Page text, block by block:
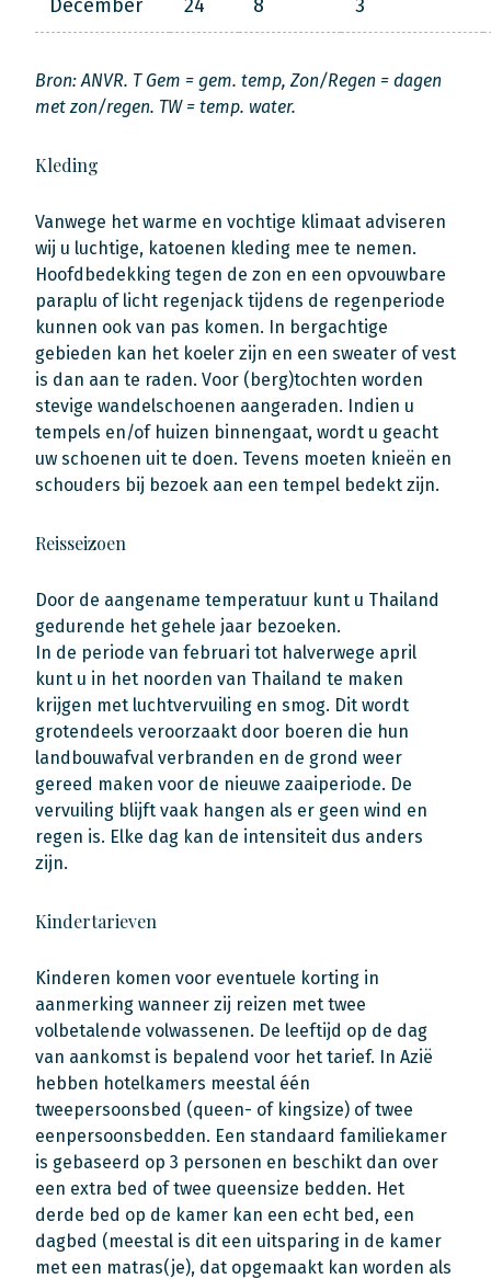
December 24 8 3
Bron: ANVR. T Gem = gem. temp, Zon/Regen = dagen
met zon/regen. TW = temp. water.
Kleding
Vanwege het warme en vochtige klimaat adviseren
wij u luchtige, katoenen kleding mee te nemen.
Hoofdbedekking tegen de zon en een opvouwbare
paraplu of licht regenjack tijdens de regenperiode
kunnen ook van pas komen. In bergachtige
gebieden kan het koeler zijn en een sweater of vest
is dan aan te raden. Voor (berg)tochten worden
stevige wandelschoenen aangeraden. Indien u
tempels en/of huizen binnengaat, wordt u geacht
uw schoenen uit te doen. Tevens moeten knieën en
schouders bij bezoek aan een tempel bedekt zijn.
Reisseizoen
Door de aangename temperatuur kunt u Thailand
gedurende het gehele jaar bezoeken.
In de periode van februari tot halverwege april
kunt u in het noorden van Thailand te maken
krijgen met luchtvervuiling en smog. Dit wordt
grotendeels veroorzaakt door boeren die hun
landbouwafval verbranden en de grond weer
gereed maken voor de nieuwe zaaiperiode. De
vervuiling blijft vaak hangen als er geen wind en
regen is. Elke dag kan de intensiteit dus anders
zijn.
Kindertarieven
Kinderen komen voor eventuele korting in
aanmerking wanneer zij reizen met twee
volbetalende volwassenen. De leeftijd op de dag
van aankomst is bepalend voor het tarief. In Azië
hebben hotelkamers meestal één
tweepersoonsbed (queen- of kingsize) of twee
eenpersoonsbedden. Een standaard familiekamer
is gebaseerd op 3 personen en beschikt dan over
een extra bed of twee queensize bedden. Het
derde bed op de kamer kan een echt bed, een
dagbed (meestal is dit een uitsparing in de kamer
met een matras(je), dat opgemaakt kan worden als